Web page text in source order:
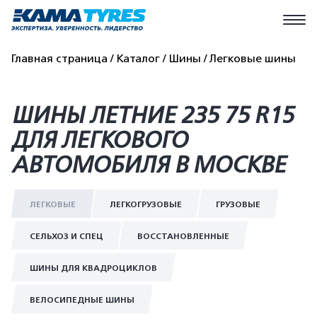
Главная страница Каталог Шины Легковые шины
ШИНЫ ЛЕТНИЕ 235 75 R15
ДЛЯ ЛЕГКОВОГО
АВТОМОБИЛЯ В МОСКВЕ
ЛЕГКОВЫЕ ЛЕГКОГРУЗОВЫЕ ГРУЗОВЫЕ
СЕЛЬХОЗ И СПЕЦ ВОССТАНОВЛЕННЫЕ
ШИНЫ ДЛЯ КВАДРОЦИКЛОВ
ВЕЛОСИПЕДНЫЕ ШИНЫ